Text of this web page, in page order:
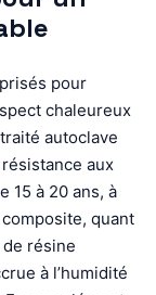
pour
chaleureux
autoclave
aux
15 à 20 ans, à
quant
résine
à l’humidité